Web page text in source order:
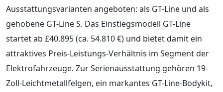
Ausstattungsvarianten angeboten: als GT-Line und als
gehobene GT-Line S. Das Einstiegsmodell GT-Line
startet ab £40.895 (ca. 54.810 €) und bietet damit ein
attraktives Preis-Leistungs-Verhältnis im Segment der
Elektrofahrzeuge. Zur Serienausstattung gehören 19-
Zoll-Leichtmetallfelgen, ein markantes GT-Line-Bodykit,